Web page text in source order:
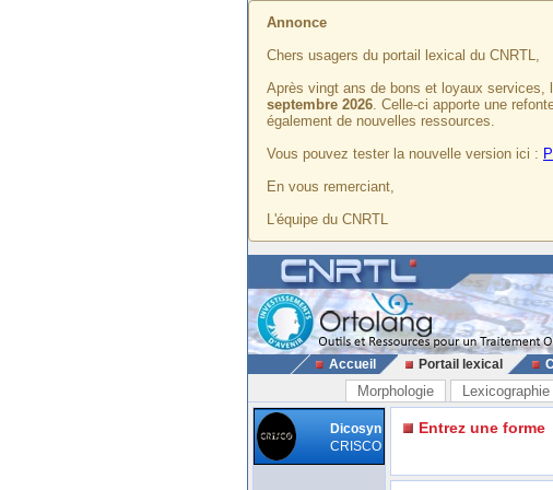
Annonce
Chers usagers du portail lexical du CNRTL,
Après vingt ans de bons et loyaux services,
septembre 2026. Celle-ci apporte une
également de nouvelles ressources.
Vous pouvez tester la nouvelle version ici :
En vous remerciant,
L'équipe du CNRTL
Accueil Portail lexical
Morphologie Lexicographie
Dicosyn
CRISCO
Entrez une forme